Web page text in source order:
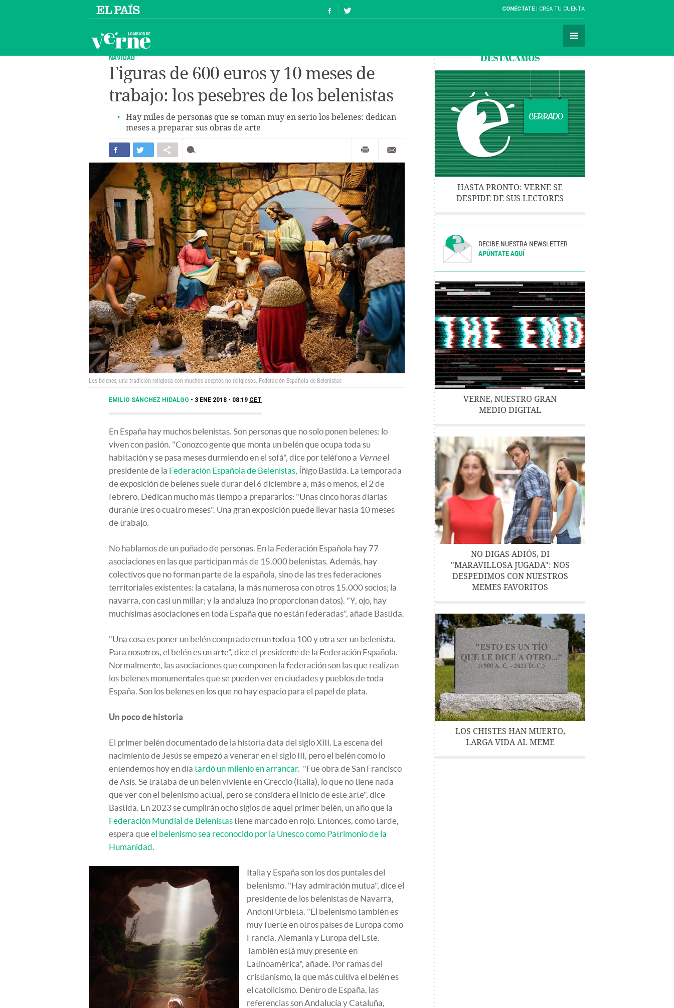
CONÉCTATE CREA TU CUENTA
NAVIDAD
Figuras de 600 euros y 10 meses de
trabajo: los pesebres de los belenistas
Hay miles de personas que se toman muy en serio los belenes: dedican
meses a preparar sus obras de arte
Los belenes, una tradición religiosa con muchos adeptos no religiosos. Federación Española de Belenistas
EMILIO SÁNCHEZ HIDALGO 3 ENE 2018 - 08:19 CET
En España hay muchos belenistas. Son personas que no solo ponen belenes: lo
viven con pasión. "Conozco gente que monta un belén que ocupa toda su
habitación y se pasa meses durmiendo en el sofá", dice por teléfono a Verneel
presidente de la Federación Española de Belenistas, Íñigo Bastida. La temporada
de exposición de belenes suele durar del 6 diciembre a, más o menos, el 2 de
febrero. Dedican mucho más tiempo a prepararlos: "Unas cinco horas diarias
durante tres o cuatro meses". Una gran exposición puede llevar hasta 10 meses
de trabajo.
No hablamos de un puñado de personas. En la Federación Española hay 77
asociaciones en las que participan más de 15.000 belenistas. Además, hay
colectivos que no forman parte de la española, sino de las tres federaciones
territoriales existentes: la catalana, la más numerosa con otros 15.000 socios; la
navarra, con casi un millar; y la andaluza (no proporcionan datos). "Y, ojo, hay
muchísimas asociaciones en toda España que no están federadas", añade Bastida.
"Una cosa es poner un belén comprado en un todo a 100 y otra ser un belenista.
Para nosotros, el belén es un arte", dice el presidente de la Federación Española.
Normalmente, las asociaciones que componen la federación son las que realizan
los belenes monumentales que se pueden ver en ciudades y pueblos de toda
España. Son los belenes en los que no hay espacio para el papel de plata.
Un poco de historia
El primer belén documentado de la historia data del siglo XIII. La escena del
nacimiento de Jesús se empezó a venerar en el siglo III, pero el belén como lo
entendemos hoy en día tardó un milenio en arrancar. "Fue obra de San Francisco
de Asís. Se trataba de un belén viviente en Greccio (Italia), lo que no tiene nada
que ver con el belenismo actual, pero se considera el inicio de este arte", dice
Bastida. En 2023 se cumplirán ocho siglos de aquel primer belén, un año que la
Federación Mundial de Belenistastiene marcado en rojo. Entonces, como tarde,
espera queel belenismo sea reconocido por la Unesco como Patrimonio de la
Humanidad.
Italia y España son los dos puntales del
belenismo. "Hay admiración mutua", dice el
presidente de los belenistas de Navarra,
Andoni Urbieta. "El belenismo también es
muy fuerte en otros países de Europa como
Francia, Alemania y Europa del Este.
También está muy presente en
Latinoamérica", añade. Por ramas del
cristianismo, la que más cultiva el belén es
el catolicismo. Dentro de España, las
referencias son Andalucía y Cataluña,
DESTACAMOS
HASTA PRONTO: VERNE SE
DESPIDE DE SUS LECTORES
RECIBE NUESTRA NEWSLETTER
APÚNTATE AQUÍ
VERNE, NUESTRO GRAN
MEDIO DIGITAL
NO DIGAS ADIÓS, DI
"MARAVILLOSA JUGADA": NOS
DESPEDIMOS CON NUESTROS
MEMES FAVORITOS
LOS CHISTES HAN MUERTO,
LARGA VIDA AL MEME